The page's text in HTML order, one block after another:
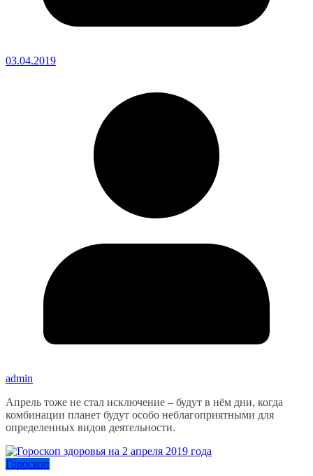
03.04.2019
admin
Апрель тоже не стал исключение – будут в нём дни, когда
комбинации планет будут особо неблагоприятными для
определенных видов деятельности.
Гороскоп